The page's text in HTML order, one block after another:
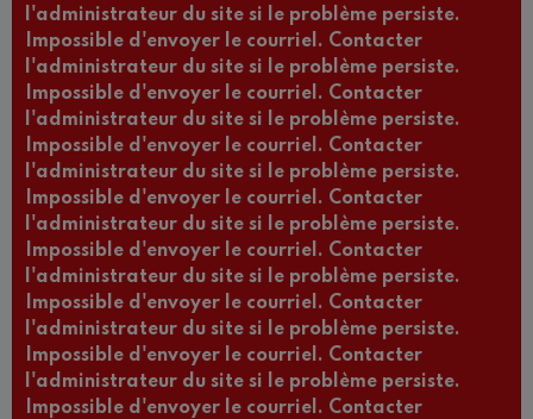
l'administrateur du site si le problème persiste.
Impossible d'envoyer le courriel. Contacter
l'administrateur du site si le problème persiste.
Impossible d'envoyer le courriel. Contacter
l'administrateur du site si le problème persiste.
Impossible d'envoyer le courriel. Contacter
l'administrateur du site si le problème persiste.
Impossible d'envoyer le courriel. Contacter
l'administrateur du site si le problème persiste.
Impossible d'envoyer le courriel. Contacter
l'administrateur du site si le problème persiste.
Impossible d'envoyer le courriel. Contacter
l'administrateur du site si le problème persiste.
Impossible d'envoyer le courriel. Contacter
l'administrateur du site si le problème persiste.
Impossible d'envoyer le courriel. Contacter